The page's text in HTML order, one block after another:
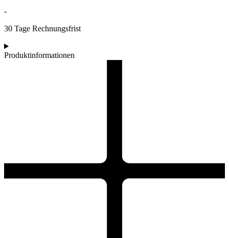
-
30 Tage Rechnungsfrist
Produktinformationen